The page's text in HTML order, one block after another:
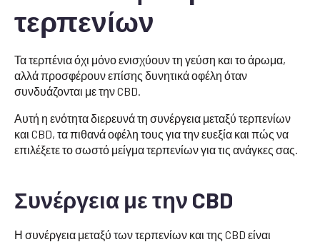
τερπενίων
Τα τερπένια όχι μόνο ενισχύουν τη γεύση και το άρωμα,
αλλά προσφέρουν επίσης δυνητικά οφέλη όταν
συνδυάζονται με την CBD.
Αυτή η ενότητα διερευνά τη συνέργεια μεταξύ τερπενίων
και CBD, τα πιθανά οφέλη τους για την ευεξία και πώς να
επιλέξετε το σωστό μείγμα τερπενίων για τις ανάγκες σας.
Συνέργεια με την CBD
Η συνέργεια μεταξύ των τερπενίων και της CBD είναι